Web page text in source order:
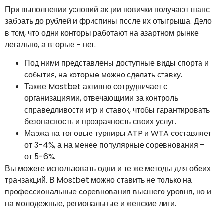
При выполнении условий акции новички получают шанс
забрать до рублей и фриспины после их отыгрыша. Дело
в том, что одни конторы работают на азартном рынке
легально, а вторые − нет.
Под ними представлены доступные виды спорта и
события, на которые можно сделать ставку.
Также Mostbet активно сотрудничает с
организациями, отвечающими за контроль
справедливости игр и ставок, чтобы гарантировать
безопасность и прозрачность своих услуг.
Маржа на топовые турниры ATP и WTA составляет
от 3-4%, а на менее популярные соревнования –
от 5-6%.
Вы можете использовать одни и те же методы для обеих
транзакций. В Mostbet можно ставить не только на
профессиональные соревнования высшего уровня, но и
на молодежные, региональные и женские лиги.